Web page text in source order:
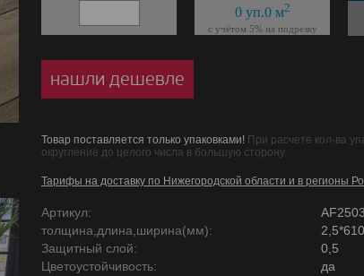
0уп.0м2
с учётом 5% на подрезку
нашли дешевле
Товар поставляется только упаковками! При расчете кол-ва
округление до целого числа в большую сторону.
Тарифы на доставку по Нижегородской области и в регионы
Артикул:
толщина,длина,ширина(мм):
Защитный слой:
0,5
Цветоустойчивость:
да